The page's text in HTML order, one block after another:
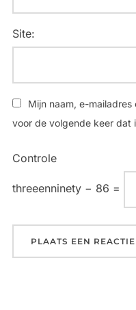
Site:
Mijn naam, e-
voor de volgende keer dat
Controle
threeenninety − 86 =